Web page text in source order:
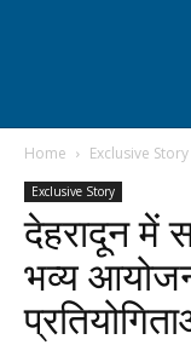
Home Exclusive Story
Exclusive Story
देहरादून में
भव्य